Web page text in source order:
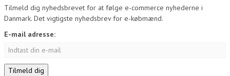
Tilmeld dig nyhedsbrevet for at følge e-commerce nyhederne i
Danmark. Det vigtigste nyhedsbrev for e-købmænd.
E-mail adresse: